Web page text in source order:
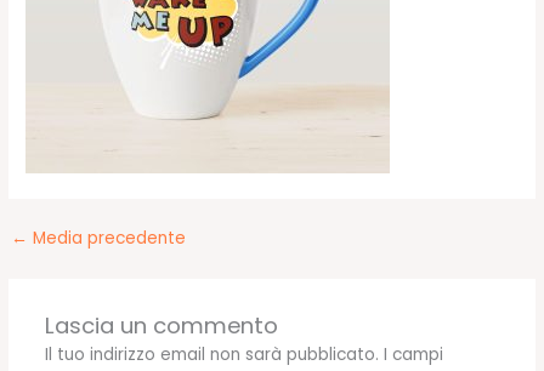
← Media precedente
Lascia un commento
Il tuo indirizzo email non sarà pubblicato. I campi